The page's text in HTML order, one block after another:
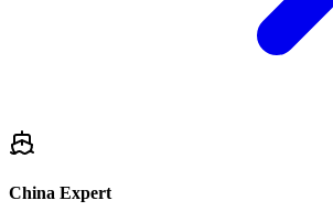
China Expert